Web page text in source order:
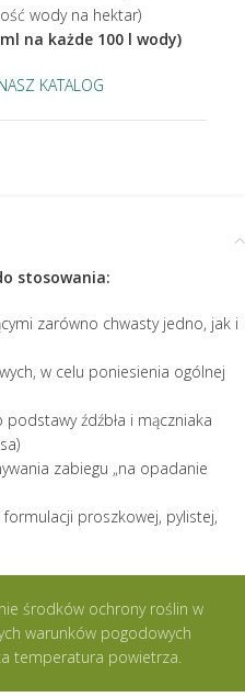
wody na hektar)
na każde 100 l wody)
KATALOG
stosowania:
zarówno chwasty jedno, jak i
w celu poniesienia ogólnej
źdźbła i mączniaka
zabiegu „na opadanie
proszkowej, pylistej,
środków ochrony roślin w
warunków pogodowych
temperatura powietrza.